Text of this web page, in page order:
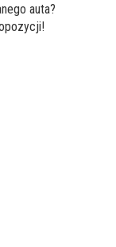
auta?